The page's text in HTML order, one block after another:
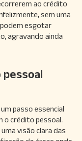
ao crédito
sem uma
esgotar
agravando ainda
pessoal
passo essencial
o crédito pessoal.
visão clara das